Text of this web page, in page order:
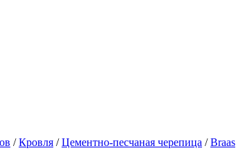
/ Кровля / Цементно-песчаная черепица / Braas